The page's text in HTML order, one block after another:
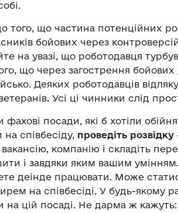
того, що частина потенційних
бойових через
на увазі, що роботодавця
що через загострення
Деяких роботодавців
Усі ці чинники слід
фахові посади, які б хотіли
співбесіду, проведіть розвідку
компанію і складіть
і завдяки яким вашим
деінде працювати. Може
на співбесіді. У будь-якому
цій посаді. Не дарма ж кажуть: